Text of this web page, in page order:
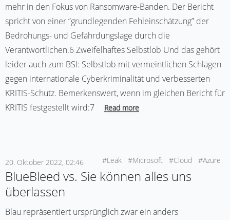
mehr in den Fokus von Ransomware-Banden. Der Bericht
spricht von einer “grundlegenden Fehleinschätzung” der
Bedrohungs- und Gefährdungslage durch die
Verantwortlichen.6 Zweifelhaftes Selbstlob Und das gehört
leider auch zum BSI: Selbstlob mit vermeintlichen Schlägen
gegen internationale Cyberkriminalität und verbesserten
KRITIS-Schutz. Bemerkenswert, wenn im gleichen Bericht für
KRITIS festgestellt wird:7
Read more
#Leak #Microsoft #Cloud #Azure
20. Oktober 2022, 02:46
BlueBleed vs. Sie können alles uns
überlassen
Blau repräsentiert ursprünglich zwar ein anders